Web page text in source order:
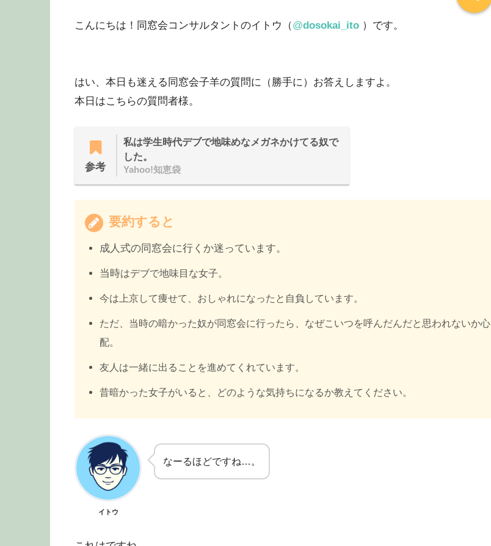
こんにちは！同窓会コンサルタントのイトウ（@dosokai_ito ）です。
はい、本日も迷える同窓会子羊の質問に（勝手に）お答えしますよ。
本日はこちらの質問者様。
参考
私は学生時代デブで地味めなメガネかけてる奴で
した。
Yahoo!知恵袋
要約すると
成人式の同窓会に行くか迷っています。
当時はデブで地味目な女子。
今は上京して痩せて、おしゃれになったと自負しています。
ただ、当時の暗かった奴が同窓会に行ったら、なぜこいつを呼んだんだと思われないか心
配。
友人は一緒に出ることを進めてくれています。
昔暗かった女子がいると、どのような気持ちになるか教えてください。
イトウ
なーるほどですね…。